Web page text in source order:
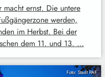
ernst. Die untere
werden,
im Herbst. Bei der
dem 11. und 13. …
Foto: Stadt PAF